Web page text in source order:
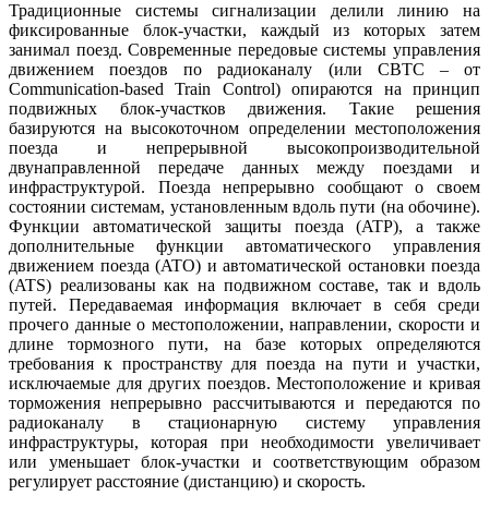
Традиционные системы сигнализации делили линию на
фиксированные блок-участки, каждый из которых затем
занимал поезд. Современные передовые системы управления
движением поездов по радиоканалу (или CBTC – от
Communication-based Train Control) опираются на принцип
подвижных блок-участков движения. Такие решения
базируются на высокоточном определении местоположения
поезда и непрерывной высокопроизводительной
двунаправленной передаче данных между поездами и
инфраструктурой. Поезда непрерывно сообщают о своем
состоянии системам, установленным вдоль пути (на обочине).
Функции автоматической защиты поезда (ATP), а также
дополнительные функции автоматического управления
движением поезда (ATO) и автоматической остановки поезда
(ATS) реализованы как на подвижном составе, так и вдоль
путей. Передаваемая информация включает в себя среди
прочего данные о местоположении, направлении, скорости и
длине тормозного пути, на базе которых определяются
требования к пространству для поезда на пути и участки,
исключаемые для других поездов. Местоположение и кривая
торможения непрерывно рассчитываются и передаются по
радиоканалу в стационарную систему управления
инфраструктуры, которая при необходимости увеличивает
или уменьшает блок-участки и соответствующим образом
регулирует расстояние (дистанцию) и скорость.